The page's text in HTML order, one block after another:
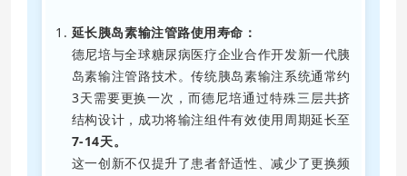
延长胰岛素输注管路使用寿命：
德尼培与全球糖尿病医疗企业合作开发新一代胰
岛素输注管路技术。传统胰岛素输注系统通常约
3天需要更换一次，而德尼培通过特殊三层共挤
结构设计，成功将输注组件有效使用周期延长至
7-14天。
这一创新不仅提升了患者舒适性、减少了更换频